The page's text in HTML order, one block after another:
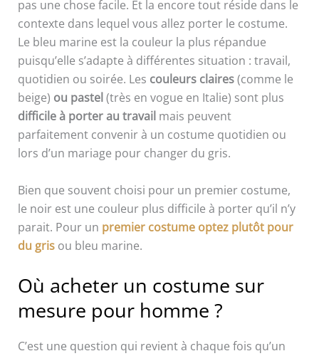
pas une chose facile. Et la encore tout réside dans le
contexte dans lequel vous allez porter le costume.
Le bleu marine est la couleur la plus répandue
puisqu’elle s’adapte à différentes situation : travail,
quotidien ou soirée. Les couleurs claires(comme le
beige) ou pastel (très en vogue en Italie) sont plus
difficile à porter au travail mais peuvent
parfaitement convenir à un costume quotidien ou
lors d’un mariage pour changer du gris.
Bien que souvent choisi pour un premier costume,
le noir est une couleur plus difficile à porter qu’il n’y
parait. Pour un premier costume optez plutôt pour
du grisou bleu marine.
Où acheter un costume sur
mesure pour homme ?
C’est une question qui revient à chaque fois qu’un